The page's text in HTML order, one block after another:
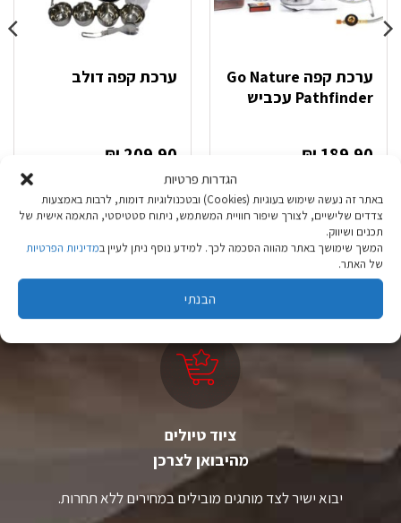
הגדרות פרטיות
באתר זה נעשה שימוש בעוגיות (Cookies) ובטכנולוגיות דומות, לרבות באמצעות
צדדים שלישיים, לצורך שיפור חוויית המשתמש, ניתוח סטטיסטי, התאמה אישית של
תכנים ושיווק.
המשך שימושך באתר מהווה הסכמה לכך. למידע נוסף ניתן לעיין במדיניות הפרטיות
של האתר.
הבנתי
ערכת קפה Go Nature
Pathfinder עכביש
₪ 189.90
הוספה לסל
ערכת קפה דולב
₪ 209.90
הוספה לסל
ציוד טיולים
מהיבואן לצרכן
יבוא ישיר לצד מותגים מובילים במחירים ללא תחרות.